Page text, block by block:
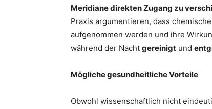
Meridiane direkten Zugang zu
Praxis argumentieren, dass
aufgenommen werden und ihre
während der Nacht gereinigt und
Mögliche gesundheitliche Vorteile
Obwohl wissenschaftlich nicht